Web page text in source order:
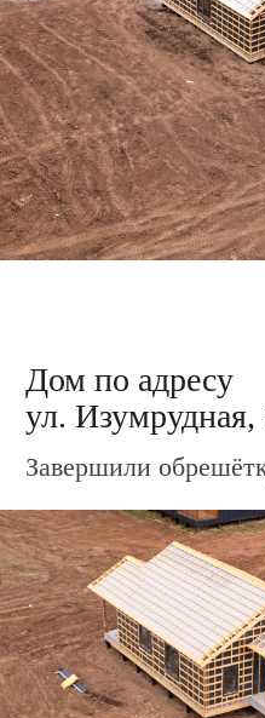
3D-туры
Дома
Деревянные дома
Каркасные дома
Одноэтажные дома
Двухэтажные дома
Дома по Сарапульскому тракту
Дома по Нылгинскому тракту
Дома в Ягульском направлении
Участки
Участки под ИЖС
Участки по Нылгинскому тракту
Участки по Гольянскому тракту
Участки под строительство дома